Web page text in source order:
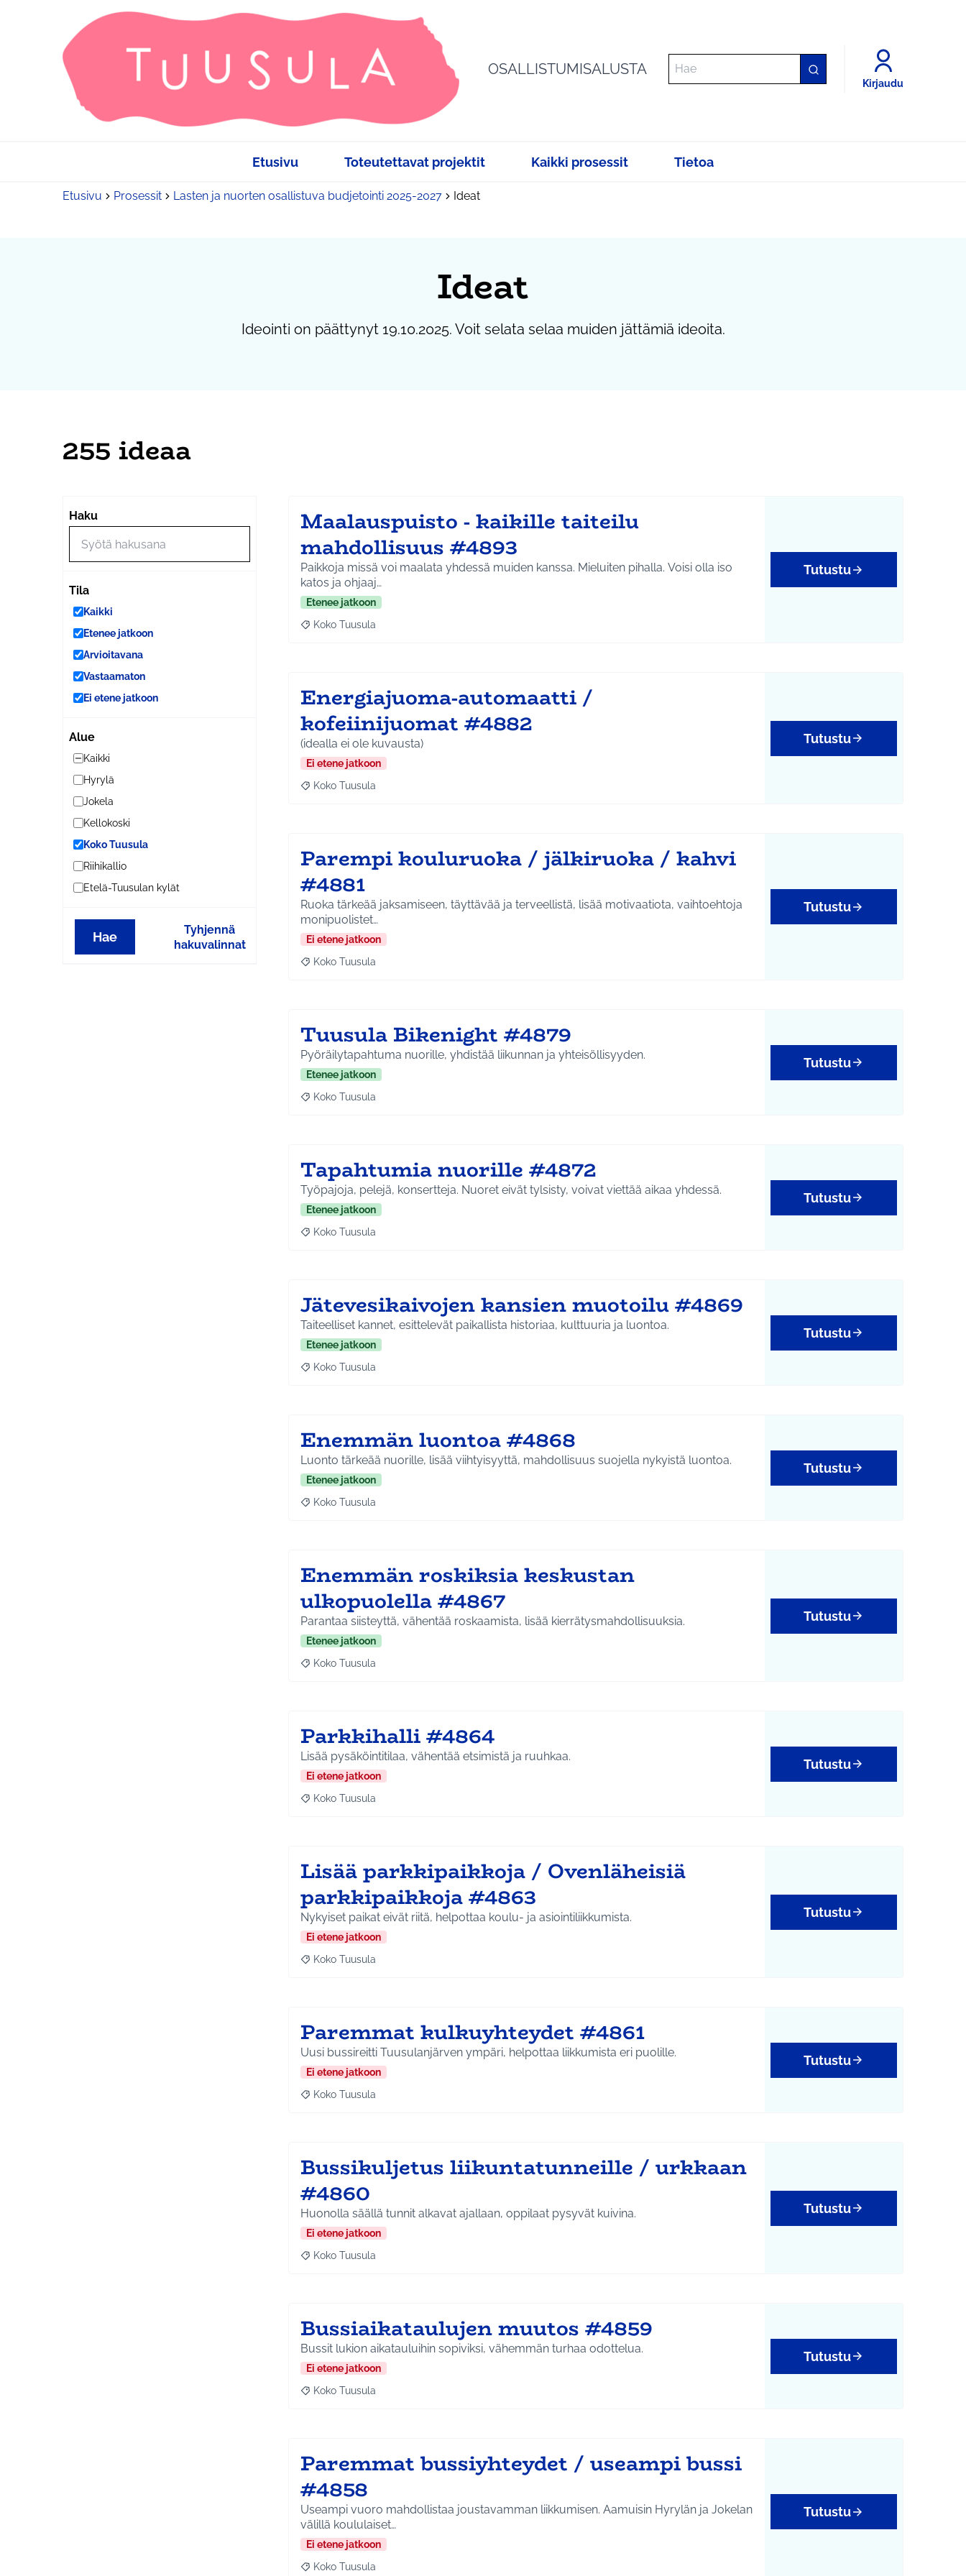
OSALLISTUMISALUSTA
Kirjaudu
Etusivu Toteutettavat projektit Kaikki prosessit Tietoa
Etusivu Prosessit Lasten ja nuorten osallistuva budjetointi 2025-2027 Ideat
Ideat
Ideointi on päättynyt 19.10.2025. Voit selata selaa muiden jättämiä ideoita.
255 ideaa
Haku
Tila
Kaikki
Etenee jatkoon
Arvioitavana
Vastaamaton
Ei etene jatkoon
Alue
Kaikki
Hyrylä
Jokela
Kellokoski
Koko Tuusula
Riihikallio
Etelä-Tuusulan kylät
Hae
Tyhjennä
hakuvalinnat
Maalauspuisto - kaikille taiteilu
mahdollisuus #4893
Paikkoja missä voi maalata yhdessä muiden kanssa. Mieluiten pihalla. Voisi olla iso
katos ja ohjaaj…
Etenee jatkoon
Rajaa tulokset teeman mukaan: Koko Tuusula
Koko Tuusula
Tutustu
Energiajuoma-automaatti /
kofeiinijuomat #4882
(idealla ei ole kuvausta)
Ei etene jatkoon
Rajaa tulokset teeman mukaan: Koko Tuusula
Koko Tuusula
Tutustu
Parempi kouluruoka / jälkiruoka / kahvi
#4881
Ruoka tärkeää jaksamiseen, täyttävää ja terveellistä, lisää motivaatiota, vaihtoehtoja
monipuolistet…
Ei etene jatkoon
Rajaa tulokset teeman mukaan: Koko Tuusula
Koko Tuusula
Tutustu
Tuusula Bikenight #4879
Pyöräilytapahtuma nuorille, yhdistää liikunnan ja yhteisöllisyyden.
Etenee jatkoon
Rajaa tulokset teeman mukaan: Koko Tuusula
Koko Tuusula
Tutustu
Tapahtumia nuorille #4872
Työpajoja, pelejä, konsertteja. Nuoret eivät tylsisty, voivat viettää aikaa yhdessä.
Etenee jatkoon
Rajaa tulokset teeman mukaan: Koko Tuusula
Koko Tuusula
Tutustu
Jätevesikaivojen kansien muotoilu #4869
Taiteelliset kannet, esittelevät paikallista historiaa, kulttuuria ja luontoa.
Etenee jatkoon
Rajaa tulokset teeman mukaan: Koko Tuusula
Koko Tuusula
Tutustu
Enemmän luontoa #4868
Luonto tärkeää nuorille, lisää viihtyisyyttä, mahdollisuus suojella nykyistä luontoa.
Etenee jatkoon
Rajaa tulokset teeman mukaan: Koko Tuusula
Koko Tuusula
Tutustu
Enemmän roskiksia keskustan
ulkopuolella #4867
Parantaa siisteyttä, vähentää roskaamista, lisää kierrätysmahdollisuuksia.
Etenee jatkoon
Rajaa tulokset teeman mukaan: Koko Tuusula
Koko Tuusula
Tutustu
Parkkihalli #4864
Lisää pysäköintitilaa, vähentää etsimistä ja ruuhkaa.
Ei etene jatkoon
Rajaa tulokset teeman mukaan: Koko Tuusula
Koko Tuusula
Tutustu
Lisää parkkipaikkoja / Ovenläheisiä
parkkipaikkoja #4863
Nykyiset paikat eivät riitä, helpottaa koulu- ja asiointiliikkumista.
Ei etene jatkoon
Rajaa tulokset teeman mukaan: Koko Tuusula
Koko Tuusula
Tutustu
Paremmat kulkuyhteydet #4861
Uusi bussireitti Tuusulanjärven ympäri, helpottaa liikkumista eri puolille.
Ei etene jatkoon
Rajaa tulokset teeman mukaan: Koko Tuusula
Koko Tuusula
Tutustu
Bussikuljetus liikuntatunneille / urkkaan
#4860
Huonolla säällä tunnit alkavat ajallaan, oppilaat pysyvät kuivina.
Ei etene jatkoon
Rajaa tulokset teeman mukaan: Koko Tuusula
Koko Tuusula
Tutustu
Bussiaikataulujen muutos #4859
Bussit lukion aikatauluihin sopiviksi, vähemmän turhaa odottelua.
Ei etene jatkoon
Rajaa tulokset teeman mukaan: Koko Tuusula
Koko Tuusula
Tutustu
Paremmat bussiyhteydet / useampi bussi
#4858
Useampi vuoro mahdollistaa joustavamman liikkumisen. Aamuisin Hyrylän ja Jokelan
välillä koululaiset…
Ei etene jatkoon
Rajaa tulokset teeman mukaan: Koko Tuusula
Koko Tuusula
Tutustu